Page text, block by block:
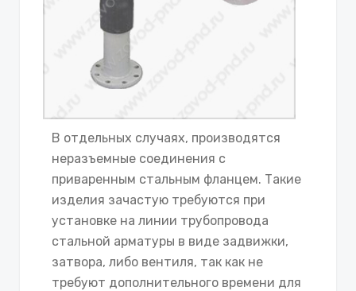
В отдельных случаях, производятся
неразъемные соединения с
приваренным стальным фланцем. Такие
изделия зачастую требуются при
установке на линии трубопровода
стальной арматуры в виде задвижки,
затвора, либо вентиля, так как не
требуют дополнительного времени для